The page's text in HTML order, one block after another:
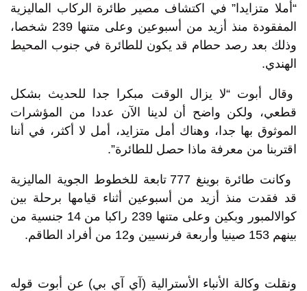
“أملا متزايدا” في اكتشاف مصير طائرة الركاب الماليزية
المفقودة منذ أزيد من أسبوعين وعلى متنها 239 شخصا،
وذلك بعد رصد حطام قد يكون للطائرة في جنوب المحيط
الهندي.
وقال أبوت “لا يزال الوقت مبكرا جدا للحديث بشكل
قطعي، ولكن واضح أن لدينا الآن عددا من المؤشرات
الموثوق بها جدا، وهناك أمل متزايد، أمل لا أكثر، في أننا
اقتربنا من معرفة ماذا حصل للطائرة”.
وكانت طائرة بوينغ 777 تابعة للخطوط الجوية الماليزية
قد فقدت منذ أزيد من أسبوعين أثناء قيامها برحلة بين
كوالالمبور وبكين وعلى متنها 239 راكبا من 14 جنسية من
بينهم 153 صينيا وأربعة فرنسيين و12 من أفراد الطاقم.
ونقلت وكالة الأنباء الأسترالية (آي آي بي) عن أبوت قوله